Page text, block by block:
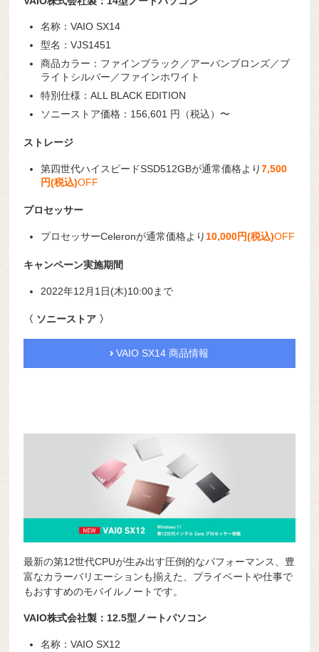
名称：VAIO SX14
型名：VJS1451
商品カラー：ファインブラック／アーバンブロンズ／ブ
ライトシルバー／ファインホワイト
特別仕様：ALL BLACK EDITION
ソニーストア価格：156,601 円（税込）〜
ストレージ
第四世代ハイスピードSSD512GBが通常価格より7,500
円(税込)OFF
プロセッサー
プロセッサーCeleronが通常価格より10,000円(税込)OFF
キャンペーン実施期間
2022年12月1日(木)10:00まで
〈 ソニーストア 〉
VAIO SX14 商品情報
最新の第12世代CPUが生み出す圧倒的なパフォーマンス、豊
富なカラーバリエーションも揃えた、プライベートや仕事で
もおすすめのモバイルノートです。
VAIO株式会社製：12.5型ノートパソコン
名称：VAIO SX12